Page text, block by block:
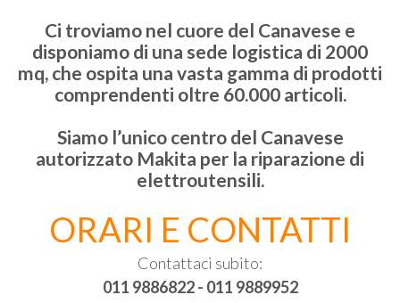
Ci troviamo nel cuore del Canavese e
disponiamo di una sede logistica di 2000
mq, che ospita una vasta gamma di prodotti
comprendenti oltre 60.000 articoli.
Siamo l’unico centro del Canavese
autorizzato Makita per la riparazione di
elettroutensili.
ORARI E CONTATTI
Contattaci subito:
011 9886822 - 011 9889952